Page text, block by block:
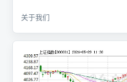
关于我们